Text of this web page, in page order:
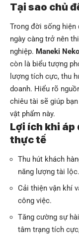
Tại sao chủ
Trong đời sống hiện
ngày càng trở nên
nghiệp. Maneki Neko
còn là biểu tượng
lượng tích cực, thu
doanh. Hiểu rõ
chiêu tài sẽ giúp
vật phẩm này.
Lợi ích khi áp
thực tế
Thu hút khách
năng lượng tài lộc.
Cải thiện vận khí
công việc.
Tăng cường sự
tâm trạng tích